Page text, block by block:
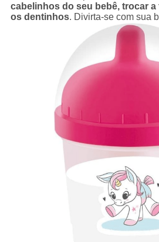
cabelinhos do seu bebê, trocar
os dentinhos. Divirta-se com sua